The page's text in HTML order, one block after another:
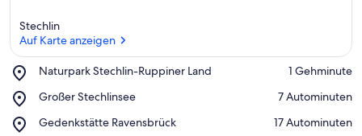
Stechlin
Auf Karte anzeigen
Naturpark Stechlin-Ruppiner Land
Place,
Stechlin-
Land
‪1 Gehminute‬
Großer Stechlinsee
Place,
Stechlinsee
‪7 Autominuten‬
Gedenkstätte Ravensbrück
Place,
‪17 Autominuten‬